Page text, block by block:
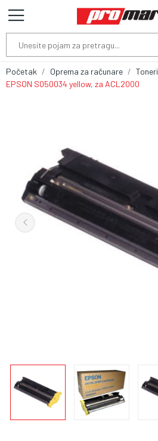
Početak Oprema za računare Toneri
EPSON S050034 yellow, za ACL2000